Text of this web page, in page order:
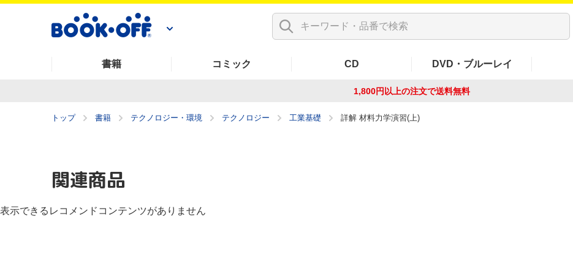
書籍 コミック CD DVD・ブルーレイ
1,800円以上の注文で送料無料
トップ 書籍 テクノロジー・環境 テクノロジー 工業基礎 詳解 材料力学演習(上)
関連商品
表示できるレコメンドコンテンツがありません